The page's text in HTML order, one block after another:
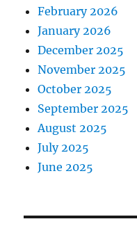
February 2026
January 2026
December 2025
November 2025
October 2025
September 2025
August 2025
July 2025
June 2025